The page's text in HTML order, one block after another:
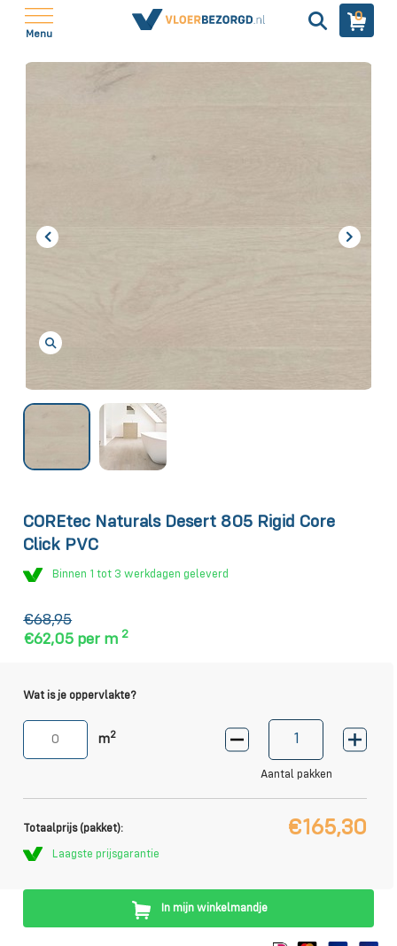
Menu
0
COREtec Naturals Desert 805 Rigid Core
Click PVC
Binnen 1 tot 3 werkdagen geleverd
€68,95
€62,05 per m 2
Wat is je oppervlakte?
m2
Aantal pakken
Totaalprijs (pakket): €165,30
Laagste prijsgarantie
In mijn winkelmandje